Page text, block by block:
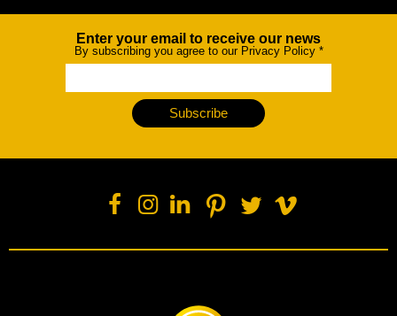
NewsletterEnter your email to receive our news
By subscribing you agree to our Privacy Policy *
Subscribe